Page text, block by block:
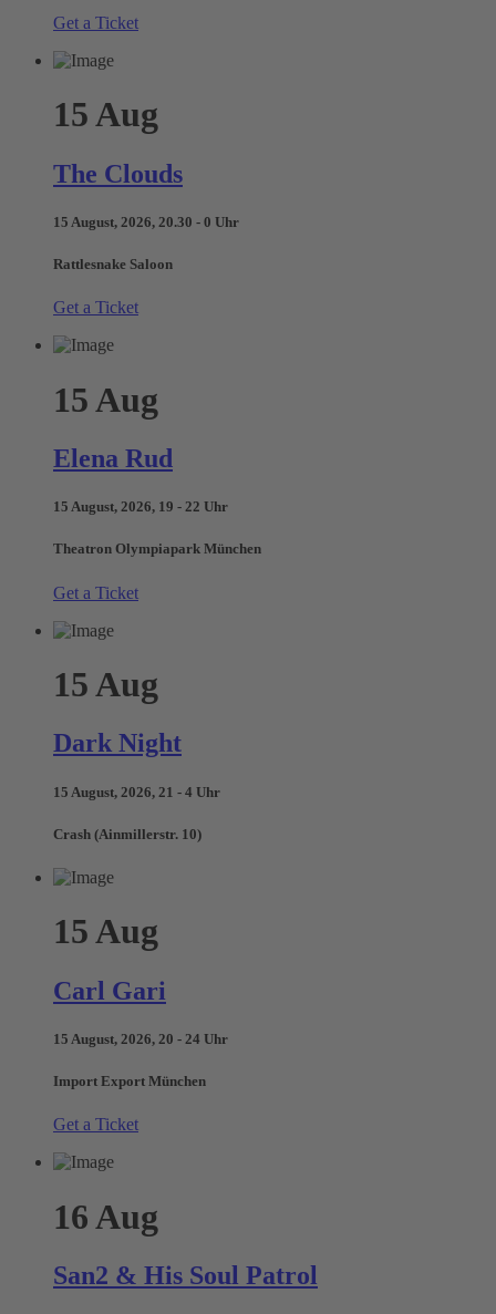
Get a Ticket
15Aug
The Clouds
15 August, 2026, 20.30 - 0 Uhr
Rattlesnake Saloon
Get a Ticket
15 Aug
Elena Rud
15 August, 2026, 19 - 22 Uhr
Theatron Olympiapark München
Get a Ticket
15 Aug
Dark Night
15 August, 2026, 21 - 4 Uhr
Crash (Ainmillerstr. 10)
15Aug
Carl Gari
15 August, 2026, 20 - 24 Uhr
Import Export München
Get a Ticket
16 Aug
San2 & His Soul Patrol